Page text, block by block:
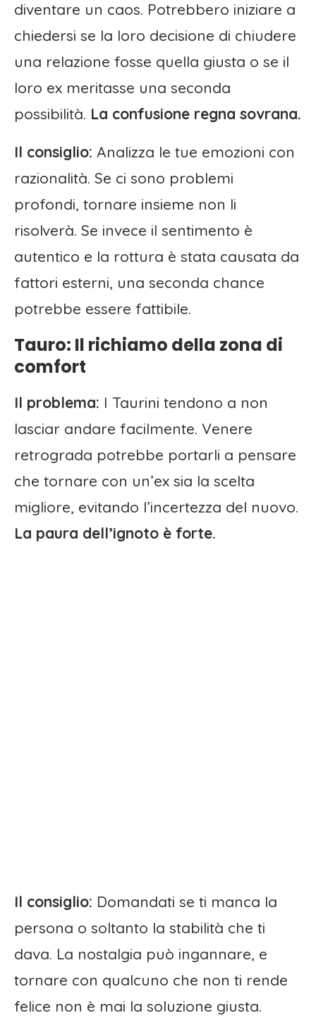
diventare un caos. Potrebbero iniziare a
chiedersi se la loro decisione di chiudere
una relazione fosse quella giusta o se il
loro ex meritasse una seconda
possibilità. La confusione regna sovrana.
Il consiglio: Analizza le tue emozioni con
razionalità. Se ci sono problemi
profondi, tornare insieme non li
risolverà. Se invece il sentimento è
autentico e la rottura è stata causata da
fattori esterni, una seconda chance
potrebbe essere fattibile.
Tauro: Il richiamo della zona di
comfort
Il problema: I Taurini tendono a non
lasciar andare facilmente. Venere
retrograda potrebbe portarli a pensare
che tornare con un’ex sia la scelta
migliore, evitando l’incertezza del nuovo.
La paura dell’ignoto è forte.
Il consiglio: Domandati se ti manca la
persona o soltanto la stabilità che ti
dava. La nostalgia può ingannare, e
tornare con qualcuno che non ti rende
felice non è mai la soluzione giusta.